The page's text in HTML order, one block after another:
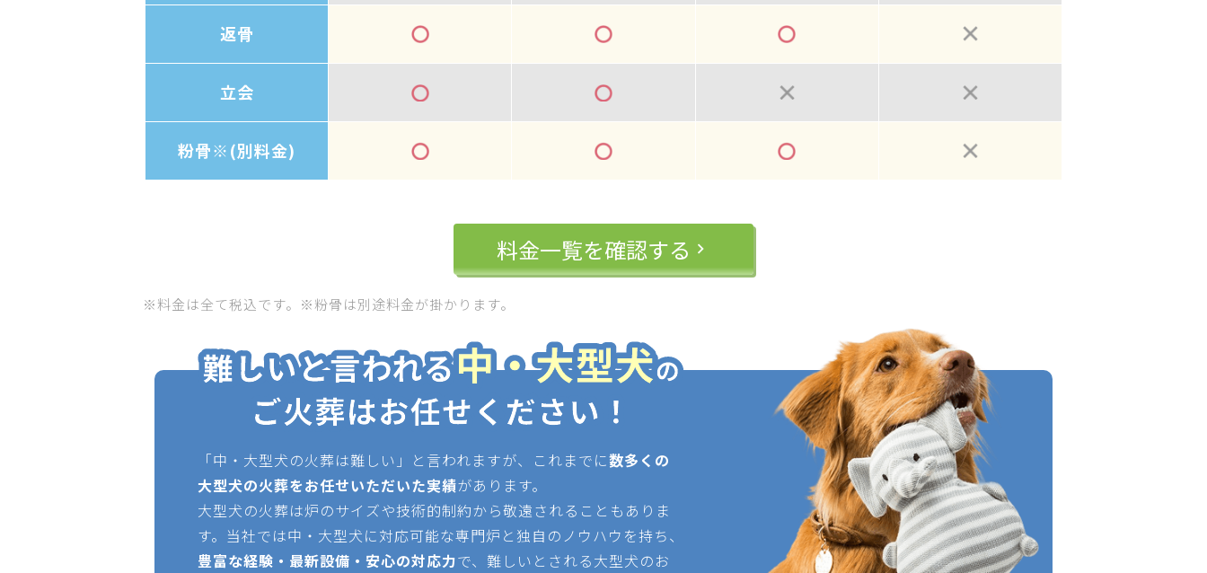
返骨
立会
粉骨※(別料金)
料金一覧を確認する keyboard_arrow_right
※料金は全て税込です。※粉骨は別途料金が掛かります。
「中・大型犬の火葬は難しい」と言われますが、これまでに数多くの
大型犬の火葬をお任せいただいた実績があります。
大型犬の火葬は炉のサイズや技術的制約から敬遠されることもありま
す。当社では中・大型犬に対応可能な専門炉と独自のノウハウを持ち、
豊富な経験・最新設備・安心の対応力で、難しいとされる大型犬のお